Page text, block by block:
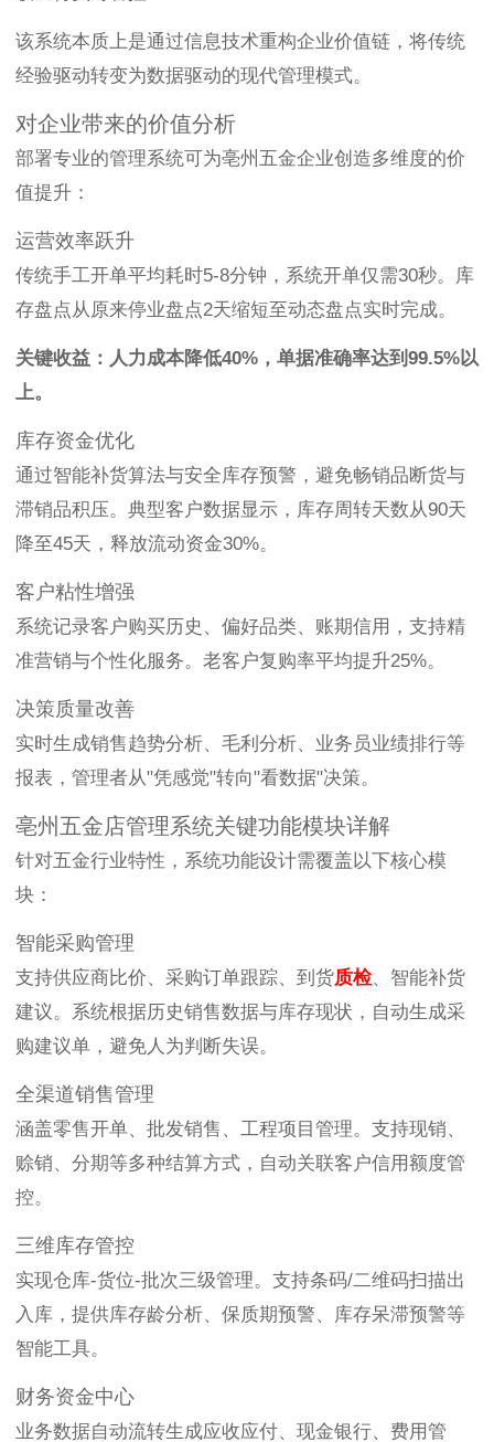
该系统本质上是通过信息技术重构企业价值链，将传统
经验驱动转变为数据驱动的现代管理模式。
对企业带来的价值分析
部署专业的管理系统可为亳州五金企业创造多维度的价
值提升：
运营效率跃升
传统手工开单平均耗时5-8分钟，系统开单仅需30秒。库
存盘点从原来停业盘点2天缩短至动态盘点实时完成。
关键收益：人力成本降低40%，单据准确率达到99.5%以
上。
库存资金优化
通过智能补货算法与安全库存预警，避免畅销品断货与
滞销品积压。典型客户数据显示，库存周转天数从90天
降至45天，释放流动资金30%。
客户粘性增强
系统记录客户购买历史、偏好品类、账期信用，支持精
准营销与个性化服务。老客户复购率平均提升25%。
决策质量改善
实时生成销售趋势分析、毛利分析、业务员业绩排行等
报表，管理者从"凭感觉"转向"看数据"决策。
亳州五金店管理系统关键功能模块详解
针对五金行业特性，系统功能设计需覆盖以下核心模
块：
智能采购管理
支持供应商比价、采购订单跟踪、到货质检、智能补货
建议。系统根据历史销售数据与库存现状，自动生成采
购建议单，避免人为判断失误。
全渠道销售管理
涵盖零售开单、批发销售、工程项目管理。支持现销、
赊销、分期等多种结算方式，自动关联客户信用额度管
控。
三维库存管控
实现仓库-货位-批次三级管理。支持条码/二维码扫描出
入库，提供库存龄分析、保质期预警、库存呆滞预警等
智能工具。
财务资金中心
业务数据自动流转生成应收应付、现金银行、费用管